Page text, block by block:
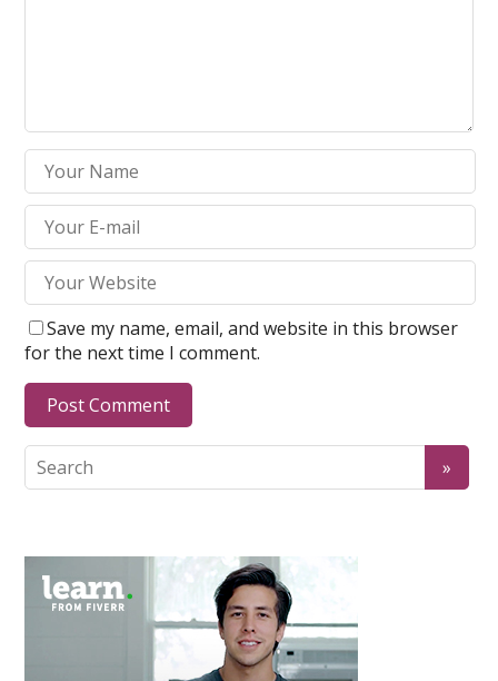
Save my name, email, and website in this browser
for the next time I comment.